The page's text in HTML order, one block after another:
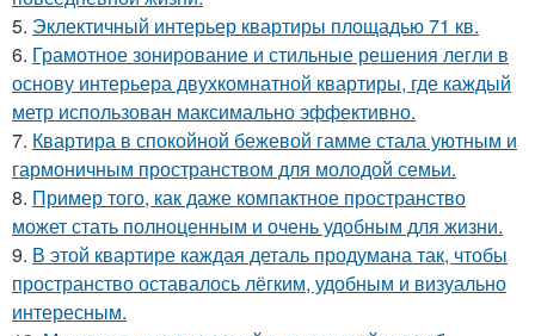
5. Эклектичный интерьер квартиры площадью 71 кв.
6. Грамотное зонирование и стильные решения легли в
основу интерьера двухкомнатной квартиры, где каждый
метр использован максимально эффективно.
7. Квартира в спокойной бежевой гамме стала уютным и
гармоничным пространством для молодой семьи.
8. Пример того, как даже компактное пространство
может стать полноценным и очень удобным для жизни.
9. В этой квартире каждая деталь продумана так, чтобы
пространство оставалось лёгким, удобным и визуально
интересным.